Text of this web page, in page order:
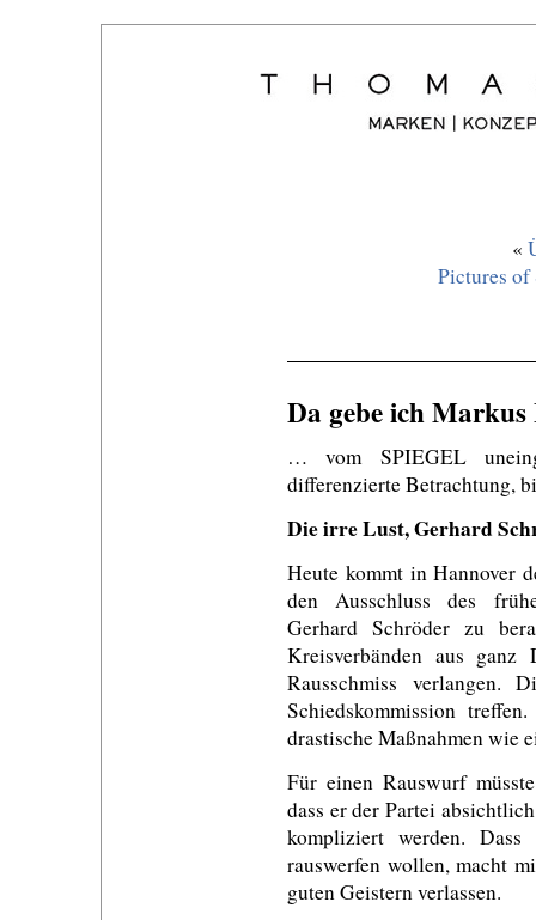
«
Pictures of
Da gebe ich
… vom SPIEGEL
differenzierte Betrachtung,
Die irre Lust, Gerhard
Heute kommt in Hannover
den Ausschluss des
Gerhard Schröder zu
Kreisverbänden aus ganz
Rausschmiss verlangen.
Schiedskommission
drastische Maßnahmen wie
Für einen Rauswurf
dass er der Partei
kompliziert werden. Dass
rauswerfen wollen, macht
guten Geistern verlassen.